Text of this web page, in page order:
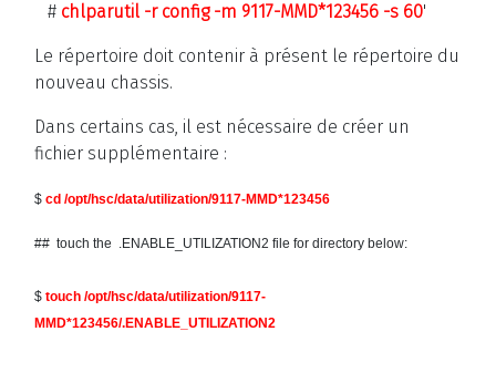
# chlparutil -r config -m 9117-MMD*123456 -s 60'
Le répertoire doit contenir à présent le répertoire du
nouveau chassis.
Dans certains cas, il est nécessaire de créer un
fichier supplémentaire :
$ cd /opt/hsc/data/utilization/9117-MMD*123456
## touch the .ENABLE_UTILIZATION2 file for directory below:
$ touch /opt/hsc/data/utilization/9117-
MMD*123456/.ENABLE_UTILIZATION2